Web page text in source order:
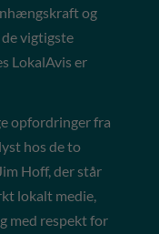
og
vigtigste
LokalAvis er
opfordringer fra
hos de to
Hoff, der står
lokalt medie,
med respekt for